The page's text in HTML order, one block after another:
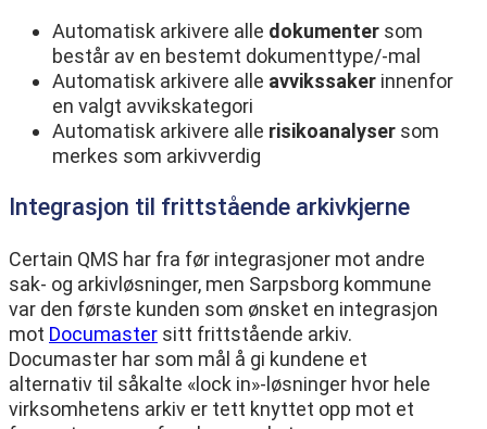
Automatisk arkivere alle dokumenter som
består av en bestemt dokumenttype/-mal
Automatisk arkivere alle avvikssaker innenfor
en valgt avvikskategori
Automatisk arkivere alle risikoanalyser som
merkes som arkivverdig
Integrasjon til frittstående arkivkjerne
Certain QMS har fra før integrasjoner mot andre
sak- og arkivløsninger, men Sarpsborg kommune
var den første kunden som ønsket en integrasjon
mot Documaster sitt frittstående arkiv.
Documaster har som mål å gi kundene et
alternativ til såkalte «lock in»-løsninger hvor hele
virksomhetens arkiv er tett knyttet opp mot et